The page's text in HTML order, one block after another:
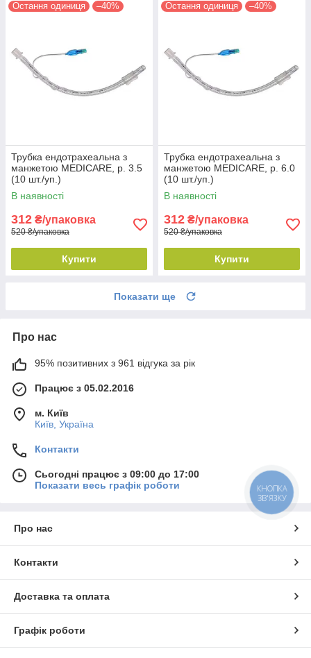
Остання одиниця –40%
Трубка ендотрахеальна з
манжетою MEDICARE, р. 3.5
(10 шт./уп.)
В наявності
312 ₴/упаковка
520 ₴/упаковка
Купити
Остання одиниця –40%
Трубка ендотрахеальна з
манжетою MEDICARE, р. 6.0
(10 шт./уп.)
В наявності
312 ₴/упаковка
520 ₴/упаковка
Купити
Показати ще
Про нас
95% позитивних з 961 відгука за рік
Працює з 05.02.2016
м. Київ
Київ, Україна
Контакти
Сьогодні працює з 09:00 до 17:00
Показати весь графік роботи
Про нас
Контакти
Доставка та оплата
Графік роботи
КНОПКА
ЗВ'ЯЗКУ